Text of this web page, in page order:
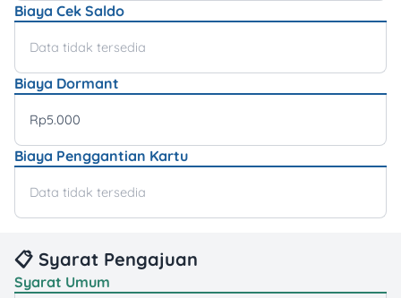
Biaya Cek Saldo
Data tidak tersedia
Biaya Dormant
Rp5.000
Biaya Penggantian Kartu
Data tidak tersedia
📋 Syarat Pengajuan
Syarat Umum